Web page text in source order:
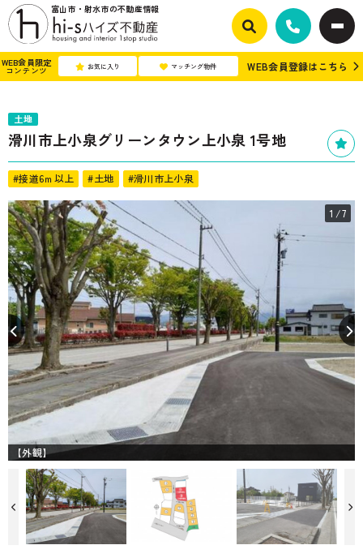
富山市・射水市の不動産情報
WEB会員限定
コンテンツ お気に入り マッチング物件 WEB会員登録はこちら
土地
滑川市上小泉グリーンタウン上小泉 1号地
#接道6ｍ以上 #土地 #滑川市上小泉
1 /7
【外観】